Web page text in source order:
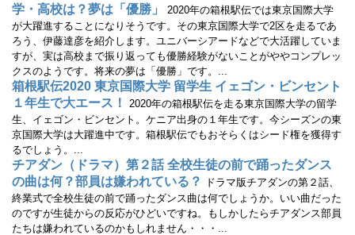
学・高校は？夢は「優勝」
2020年の箱根駅伝では東京国際大学
が大躍進することになりそうです。その東京国際大学で2区を走るであ
ろう、伊藤達彦を紹介します。ユニバーシアードなどで大活躍していま
すが、実は高校まで振り返っても優勝経験がないことがややコンプレッ
クスのようです。将来の夢は「優勝」です。...
箱根駅伝2020 東京国際大学 留学生 イェゴン・ビンセント
１年生で大エース！
2020年の箱根駅伝を走る東京国際大学の留学
生、イェゴン・ビンセント。ケニア出身の１年生です。今シーズンの東
京国際大学は大躍進中です。箱根駅伝でもおそらくはシード権を獲得す
るでしょう。...
チアダン（ドラマ）第２話 全校生徒の前で踊ったダンス
の曲は何？部員は嫌われている？
ドラマ版チアダンの第２話、
終業式で全校生徒の前で踊ったダンス曲は何でしょうか。いい曲だった
のですが生徒からの反応がひどいですね。もしかしたらチアダンス部員
たちは嫌われているのかもしれません・・・...